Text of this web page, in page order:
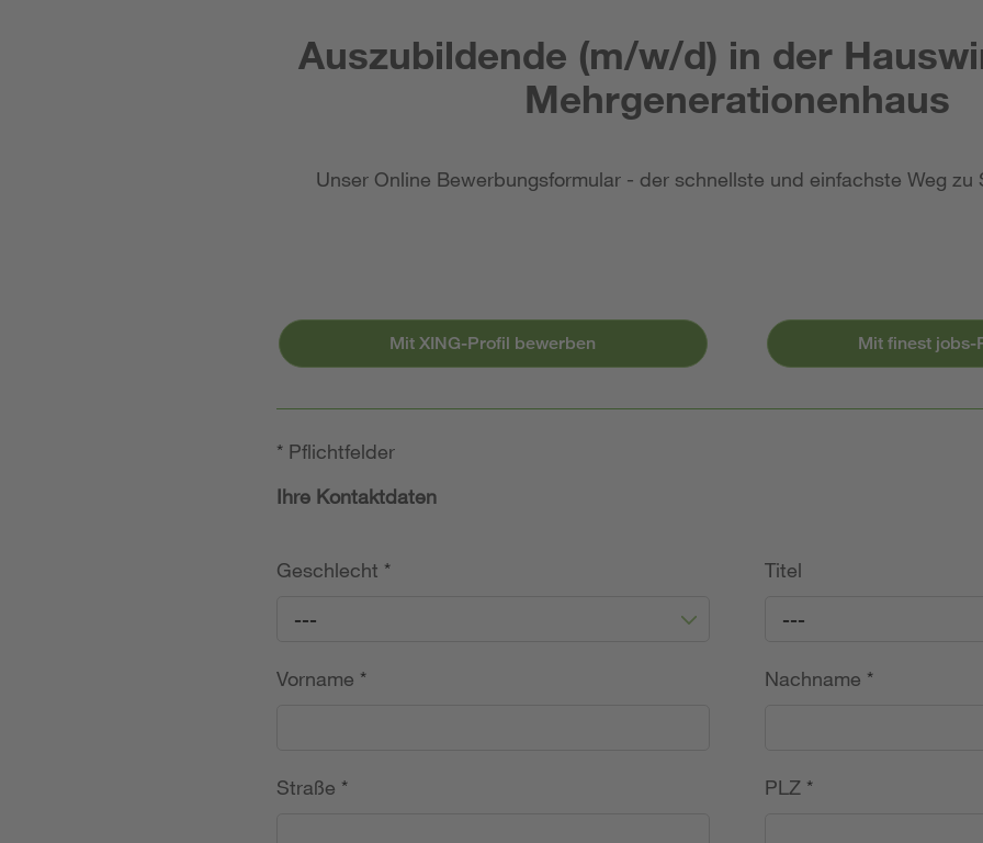
Auszubildende (m/w/d) in der
Mehrgenerationenhaus
Unser Online Bewerbungsformular - der schnellste und einfachste Weg zu
Mit XING-Profil bewerben Mit finest
* Pflichtfelder
Ihre Kontaktdaten
Geschlecht *
---
Titel
---
Vorname * Nachname *
Straße * PLZ *